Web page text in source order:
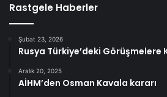
Rastgele Haberler
Şubat 23, 2026
Rusya Türkiye’deki Görüşmelere
Aralık 20, 2025
AİHM’den Osman Kavala kararı